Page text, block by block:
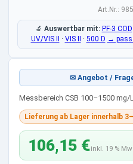
Art.Nr.:
🔬 Auswertbar mit: PF-3 COD
UV/VIS II
· VIS II · 500 D →
✉ Angebot /
Messbereich CSB 100–1500 mg/
Lieferung ab Lager innerhalb
106,15 €inkl. 19 %